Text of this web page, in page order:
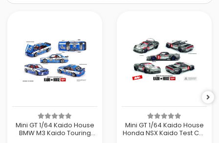
Mini GT 1/64 Kaido House
BMW M3 Kaido Touring
Mini GT 1/64 Kaido House
Honda NSX Kaido Test Car